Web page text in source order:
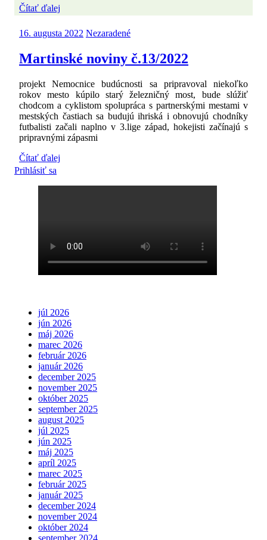
Čítať ďalej
16. augusta 2022 Nezaradené
Martinské noviny č.13/2022
projekt Nemocnice budúcnosti sa pripravoval niekoľko
rokov mesto kúpilo starý železničný most, bude slúžiť
chodcom a cyklistom spolupráca s partnerskými mestami v
mestských častiach sa budujú ihriská i obnovujú chodníky
futbalisti začali naplno v 3.lige západ, hokejisti začínajú s
pripravnými zápasmi
Čítať ďalej
Prihlásiť sa
júl 2026
jún 2026
máj 2026
marec 2026
február 2026
január 2026
december 2025
november 2025
október 2025
september 2025
august 2025
júl 2025
jún 2025
máj 2025
apríl 2025
marec 2025
február 2025
január 2025
december 2024
november 2024
október 2024